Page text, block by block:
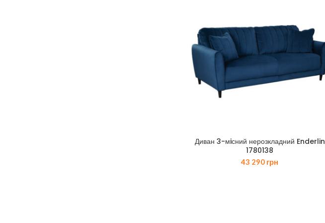
Диван 3-мiсний нерозкладний Enderlin
1780138
43 290 грн